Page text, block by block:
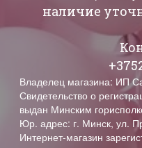
наличие
Владелец магазина: ИП
Свидетельство о
выдан Минским
Юр. адрес: г. Минск, ул.
Интернет-магазин